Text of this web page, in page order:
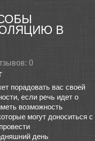
В
0
порадовать вас своей
если речь идет о
возможность
могут доноситься с
день